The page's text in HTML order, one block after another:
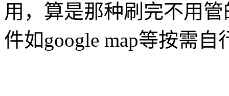
用，算是那种刷完不用
件如google map等按需自